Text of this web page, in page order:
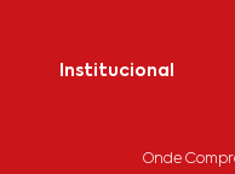
Institucional
Onde